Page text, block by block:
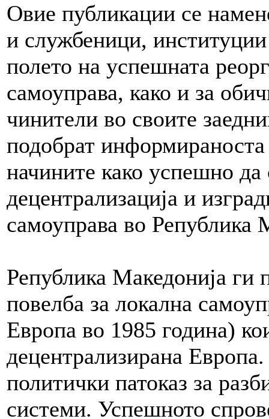
Овие публикации се
и службеници,
полето на успешната
самоуправа, како и за
чинители во своите
подобрат
начините како успешно да
децентрализација и
самоуправа во Република
Република Македонија ги
повелба за локална
Европа во 1985 година)
децентрализирана
политички патоказ за
системи. Успешното